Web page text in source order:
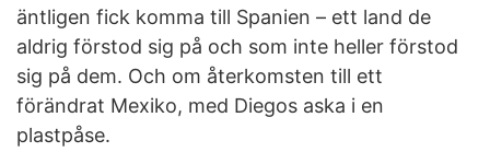
äntligen fick komma till Spanien – ett land de
aldrig förstod sig på och som inte heller förstod
sig på dem. Och om återkomsten till ett
förändrat Mexiko, med Diegos aska i en
plastpåse.